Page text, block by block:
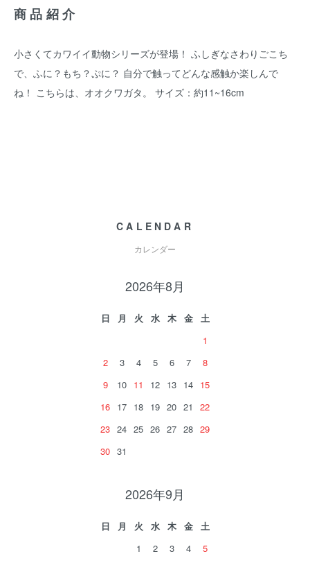
商品紹介
小さくてカワイイ動物シリーズが登場！ ふしぎなさわりごこち
で、ふに？もち？ぷに？ 自分で触ってどんな感触か楽しんで
ね！ こちらは、オオクワガタ。 サイズ：約11~16cm
CALENDAR
カレンダー
2026年8月
日 月 火 水 木 金
土
1
2
3 4 5 6 7
8
9
10 11 12 13 14 15
16 17 18 19 20 21
22
23 24 25 26 27 28 29
30 31
2026年9月
日 月 火 水 木 金
土
1
2 3 4
5